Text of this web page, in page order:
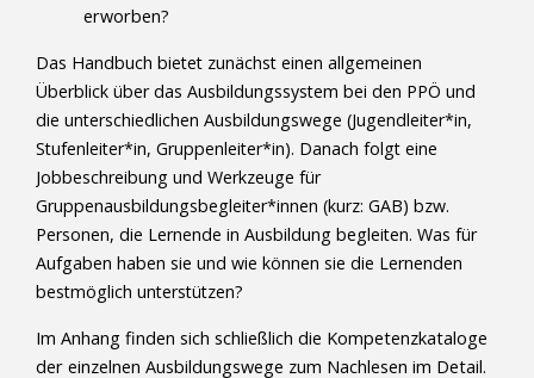
erworben?
Das Handbuch bietet zunächst einen allgemeinen
Überblick über das Ausbildungssystem bei den PPÖ und
die unterschiedlichen Ausbildungswege (Jugendleiter*in,
Stufenleiter*in, Gruppenleiter*in). Danach folgt eine
Jobbeschreibung und Werkzeuge für
Gruppenausbildungsbegleiter*innen (kurz: GAB) bzw.
Personen, die Lernende in Ausbildung begleiten. Was für
Aufgaben haben sie und wie können sie die Lernenden
bestmöglich unterstützen?
Im Anhang finden sich schließlich die Kompetenzkataloge
der einzelnen Ausbildungswege zum Nachlesen im Detail.